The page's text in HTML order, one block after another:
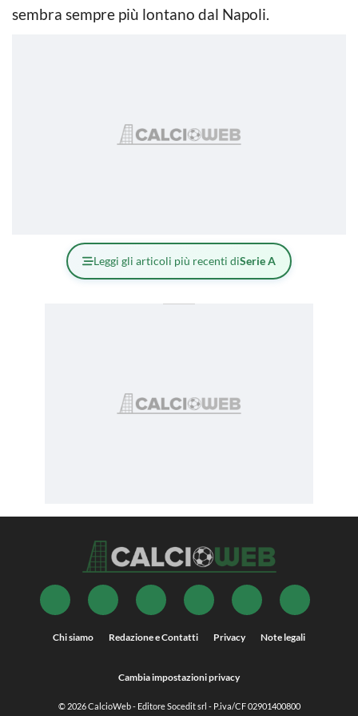
sembra sempre più lontano dal Napoli.
Leggi gli articoli più recenti diSerie A
Chi siamo Redazione e Contatti Privacy Note legali
Cambia impostazioni privacy
© 2026CalcioWeb- Editore Socedit srl - P.iva/CF 02901400800